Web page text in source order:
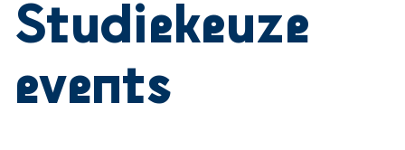
Studiekeuze
events